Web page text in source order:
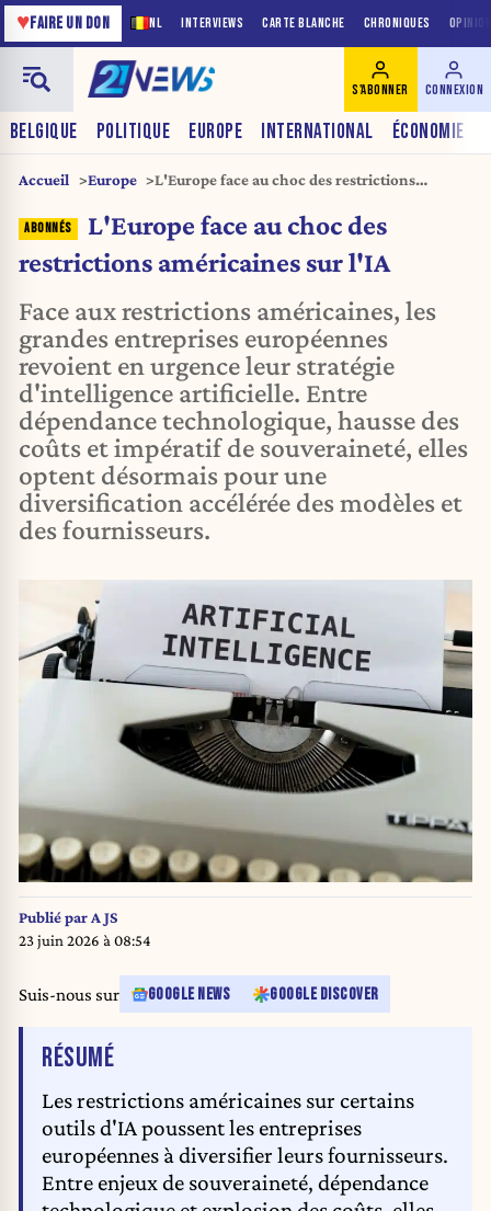
NL INTERVIEWS CARTE BLANCHE CHRONIQUES
♥FAIRE UN DON
BELGIQUE POLITIQUE EUROPE INTERNATIONAL ÉCONOMIE
S'ABONNER CONNEXION
Accueil Europe
L'Europe face au choc des restrictions
L'Europe face au choc des
restrictions américaines sur l'IA
Face aux restrictions américaines, les
grandes entreprises européennes
revoient en urgence leur stratégie
d'intelligence artificielle. Entre
dépendance technologique, hausse des
coûts et impératif de souveraineté, elles
optent désormais pour une
diversification accélérée des modèles et
des fournisseurs.
Publié parA JS
23 juin 2026 à 08:54
Suis-nous sur GOOGLE NEWS GOOGLE DISCOVER
RÉSUMÉDE L'ARTICLE
Les restrictions américaines sur certains
outils d'IA poussent les entreprises
européennes à diversifier leurs fournisseurs.
Entre enjeux de souveraineté, dépendance